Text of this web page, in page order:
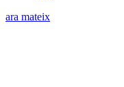
ara mateix